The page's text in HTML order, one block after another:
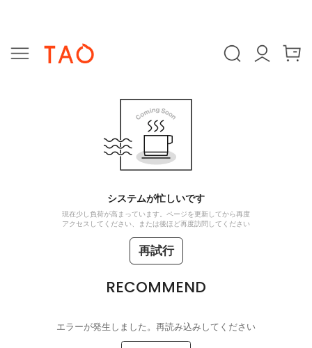
システムが忙しいです
現在少し負荷が高まっています。ページを更新してから再度
アクセスしてください、または後ほど再度訪問してください
再試行
RECOMMEND
エラーが発生しました。再読み込みしてください